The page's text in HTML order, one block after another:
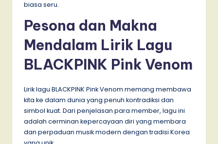
biasa seru.
Pesona dan Makna
Mendalam Lirik Lagu
BLACKPINK Pink Venom
Lirik lagu BLACKPINK Pink Venom memang membawa
kita ke dalam dunia yang penuh kontradiksi dan
simbol kuat. Dari penjelasan para member, lagu ini
adalah cerminan kepercayaan diri yang membara
dan perpaduan musik modern dengan tradisi Korea